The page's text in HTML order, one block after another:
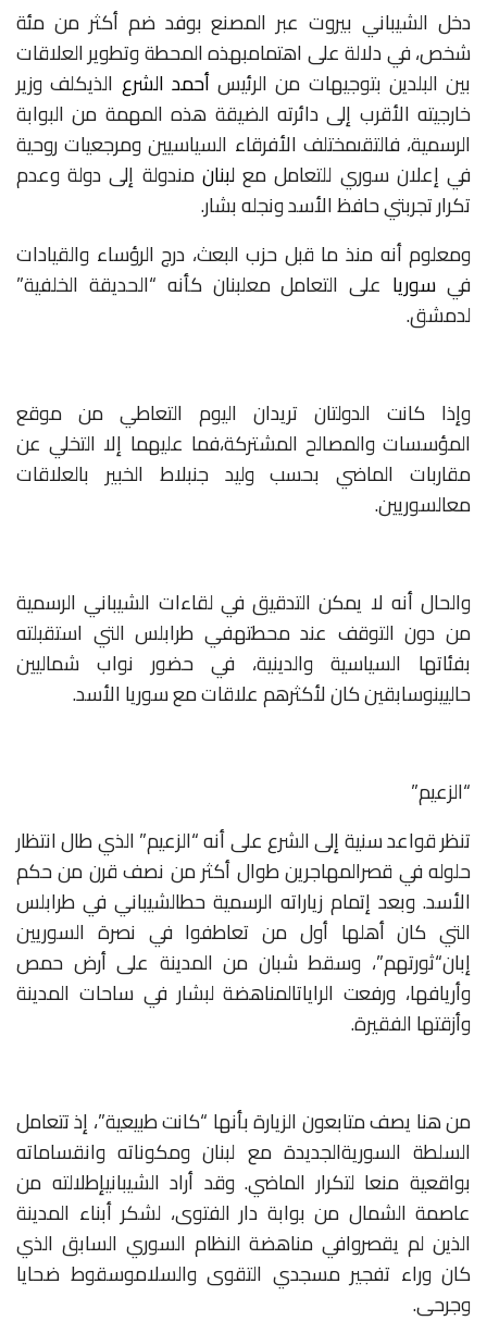
دخل الشيباني بيروت عبر المصنع بوفد ضم أكثر من مئة
شخص،فيدلالةعلىاهتمامبهذهالمحطةوتطويرالعلاقات
بين البلدين بتوجيهات من الرئيس أحمد الشرع الذيكلف وزير
خارجيته الأقرب إلى دائرته الضيقة هذه المهمة من البوابة
الرسمية، فالتقىمختلف الأفرقاء السياسيينومرجعياتروحية
في إعلان سوري للتعامل مع لبنان مندولة إلى دولة وعدم
تكرارتجربتيحافظالأسدونجلهبشار.
ومعلومأنه منذ ما قبل حزب البعث، درج الرؤساء والقيادات
في سوريا على التعامل معلبنان كأنه “الحديقة الخلفية”
لدمشق.
وإذا كانت الدولتان تريدان اليوم التعاطي من موقع
المؤسسات والمصالح المشتركة،فما عليهما إلا التخلي عن
مقاربات الماضي بحسب وليد جنبلاط الخبير بالعلاقات
معالسوريين.
والحال أنه لا يمكن التدقيق في لقاءات الشيباني الرسمية
من دون التوقف عند محطتهفي طرابلس التي استقبلته
بفئاتها السياسية والدينية، في حضور نواب شماليين
حاليينوسابقينكانلأكثرهمعلاقاتمعسورياالأسد.
“الزعيم”
تنظرقواعدسنيةإلىالشرععلىأنه“الزعيم”الذيطالانتظار
حلولهفيقصرالمهاجرينطوالأكثرمن نصفقرنمنحكم
الأسد. وبعد إتمام زياراته الرسمية حطالشيباني في طرابلس
التي كان أهلها أول من تعاطفوا في نصرة السوريين
إبان“ثورتهم”، وسقط شبان من المدينة على أرض حمص
وأريافها، ورفعت الراياتالمناهضة لبشار في ساحات المدينة
وأزقتهاالفقيرة.
منهنايصفمتابعونالزيارةبأنها “كانتطبيعية”، إذتتعامل
السلطة السوريةالجديدة مع لبنان ومكوناته وانقساماته
بواقعية منعا لتكرار الماضي.وقد أراد الشيبانيإطلالته من
عاصمة الشمال من بوابة دار الفتوى، لشكر أبناء المدينة
الذين لم يقصروافي مناهضة النظام السوري السابق الذي
كان وراء تفجير مسجدي التقوى والسلاموسقوط ضحايا
وجرحى.